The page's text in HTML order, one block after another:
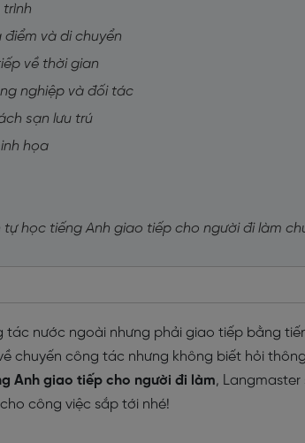
trình
điểm và di chuyển
về thời gian
nghiệp và đối tác
sạn lưu trú
họa
tự học tiếng Anh giao tiếp cho người đi làm
nước ngoài nhưng phải giao tiếp bằng
chuyến công tác nhưng không biết hỏi
Anh giao tiếp cho người đi làm,
công việc sắp tới nhé!